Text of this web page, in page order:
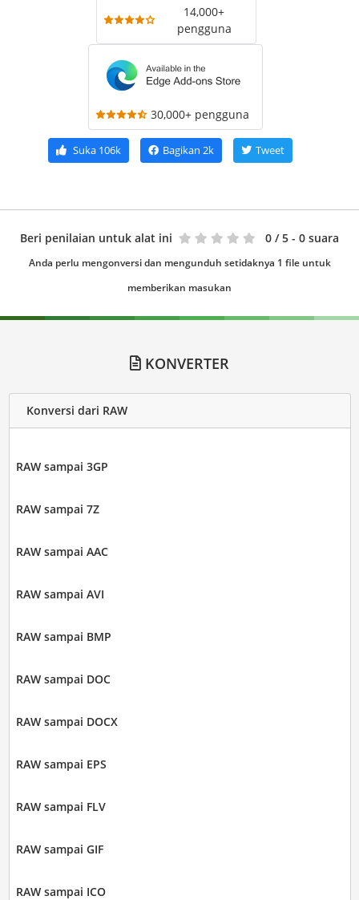
14,000+
pengguna
30,000+ pengguna
Suka106k Bagikan 2k Tweet
Beri penilaian untuk alat ini 0 / 5 - 0 suara
Anda perlu mengonversi dan mengunduh setidaknya 1 file untuk
memberikan masukan
KONVERTER
Konversi dari RAW
RAW sampai 3GP
RAW sampai 7Z
RAW sampai AAC
RAW sampai AVI
RAW sampai BMP
RAW sampai DOC
RAW sampai DOCX
RAW sampai EPS
RAW sampai FLV
RAW sampai GIF
RAW sampai ICO